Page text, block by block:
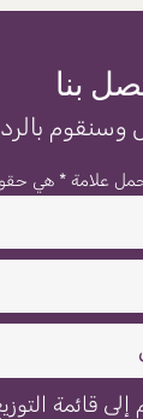
بنا
وسنقوم
علامة * هي
قائمة